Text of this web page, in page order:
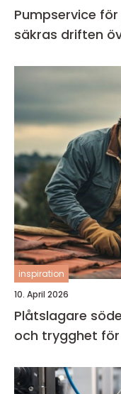
Pumpservice
säkras driften
inspiration
10. April 2026
Plåtslagare söderköping
och trygghet